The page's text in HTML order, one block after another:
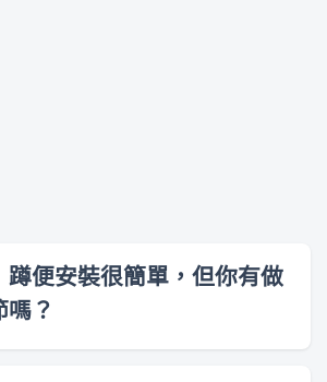
蹲便安裝很簡單，但你有做
嗎？